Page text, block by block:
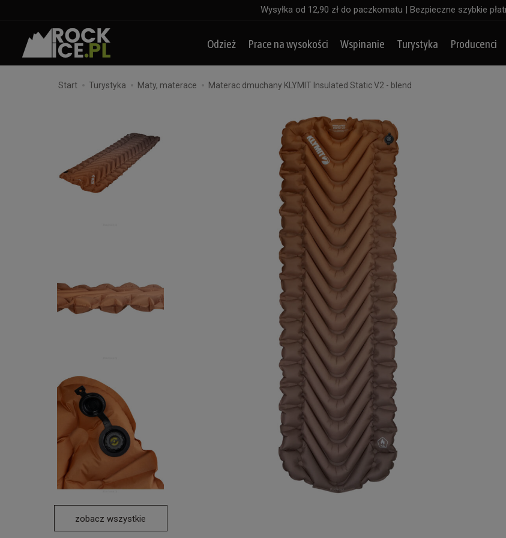
Wysyłka od 12,90 zł do paczkomatu | Bezpieczne szybkie
Odzież Prace na wysokości Wspinanie Turystyka Producenci
Start Turystyka Maty, materace Materac dmuchany KLYMIT Insulated Static V2 - blend
zobacz wszystkie